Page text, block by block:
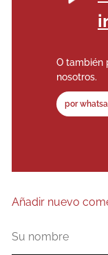
O también
nosotros.
por
Añadir nuevo
nombre